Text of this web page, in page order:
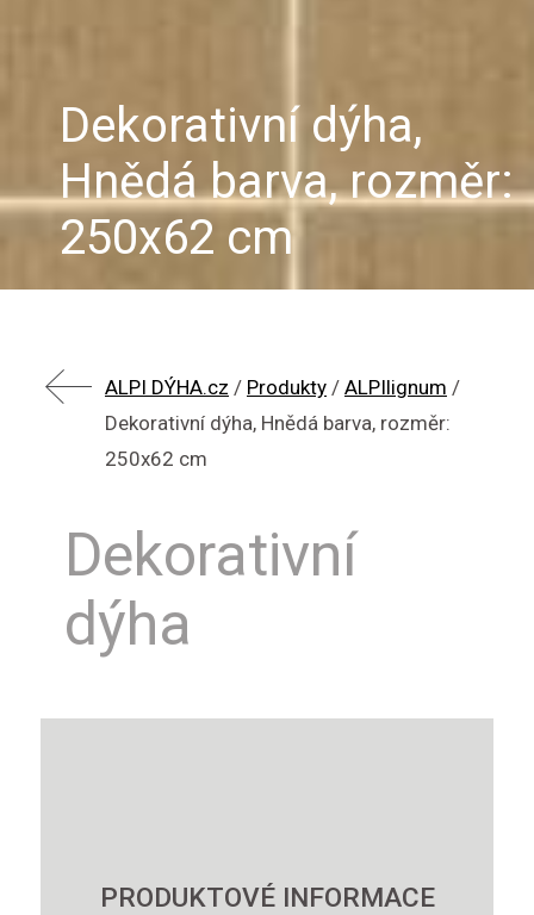
Dekorativní dýha,
Hnědá barva, rozměr:
250x62 cm
ALPI DÝHA.cz / Produkty / ALPIlignum /
Dekorativní dýha, Hnědá barva, rozměr:
250x62 cm
Dekorativní
dýha
PRODUKTOVÉ INFORMACE